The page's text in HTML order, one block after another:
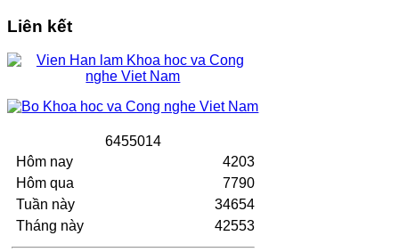
Liên kết
6455014
Hôm nay
Hôm qua
Tuần này
Tháng này
4203
7790
34654
42553